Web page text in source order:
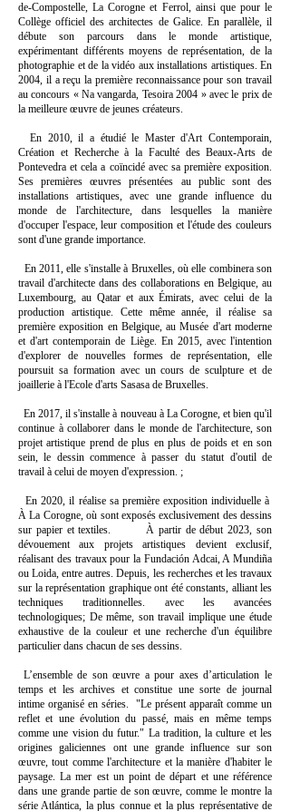
de-Compostelle, La Corogne et Ferrol, ainsi que pour le
Collège officiel des architectes de Galice. En parallèle, il
débute son parcours dans le monde artistique,
expérimentant différents moyens de représentation, de la
photographie et de la vidéo aux installations artistiques. En
2004, il a reçu la première reconnaissance pour son travail
au concours « Na vangarda, Tesoira 2004 » avec le prix de
la meilleure œuvre de jeunes créateurs.
En 2010, il a étudié le Master d'Art Contemporain,
Création et Recherche à la Faculté des Beaux-Arts de
Pontevedra et cela a coïncidé avec sa première exposition.
Ses premières œuvres présentées au public sont des
installations artistiques, avec une grande influence du
monde de l'architecture, dans lesquelles la manière
d'occuper l'espace, leur composition et l'étude des couleurs
sont d'une grande importance.
En 2011, elle s'installe à Bruxelles, où elle combinera son
travail d'architecte dans des collaborations en Belgique, au
Luxembourg, au Qatar et aux Émirats, avec celui de la
production artistique. Cette même année, il réalise sa
première exposition en Belgique, au Musée d'art moderne
et d'art contemporain de Liège. En 2015, avec l'intention
d'explorer de nouvelles formes de représentation, elle
poursuit sa formation avec un cours de sculpture et de
joaillerie à l'Ecole d'arts Sasasa de Bruxelles.
En 2017, il s'installe à nouveau à La Corogne, et bien qu'il
continue à collaborer dans le monde de l'architecture, son
projet artistique prend de plus en plus de poids et en son
sein, le dessin commence à passer du statut d'outil de
travail à celui de moyen d'expression. ;
En 2020, il réalise sa première exposition individuelle à
À La Corogne, où sont exposés exclusivement des dessins
sur papier et textiles. À partir de début 2023, son
dévouement aux projets artistiques devient exclusif,
réalisant des travaux pour la Fundación Adcai, A Mundiña
ou Loida, entre autres. Depuis, les recherches et les travaux
sur la représentation graphique ont été constants, alliant les
techniques traditionnelles. avec les avancées
technologiques; De même, son travail implique une étude
exhaustive de la couleur et une recherche d'un équilibre
particulier dans chacun de ses dessins.
L’ensemble de son œuvre a pour axes d’articulation le
temps et les archives et constitue une sorte de journal
intime organisé en séries. "Le présent apparaît comme un
reflet et une évolution du passé, mais en même temps
comme une vision du futur." La tradition, la culture et les
origines galiciennes ont une grande influence sur son
œuvre, tout comme l'architecture et la manière d'habiter le
paysage. La mer est un point de départ et une référence
dans une grande partie de son œuvre, comme le montre la
série Atlántica, la plus connue et la plus représentative de